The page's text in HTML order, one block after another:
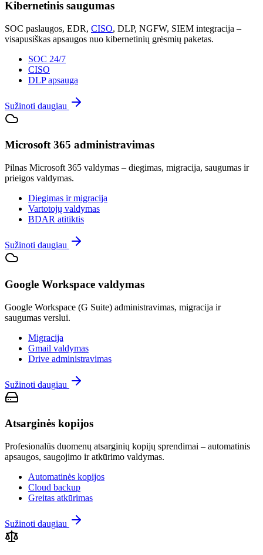
Kibernetinis saugumas
SOC paslaugos, EDR, CISO, DLP, NGFW, SIEM integracija –
visapusiškas apsaugos nuo kibernetinių grėsmių paketas.
SOC 24/7
CISO
DLP apsauga
Sužinoti daugiau
Microsoft 365 administravimas
Pilnas Microsoft 365 valdymas – diegimas, migracija, saugumas ir
prieigos valdymas.
Diegimas ir migracija
Vartotojų valdymas
BDAR atitiktis
Sužinoti daugiau
Google Workspace valdymas
Google Workspace (G Suite) administravimas, migracija ir
saugumas verslui.
Migracija
Gmail valdymas
Drive administravimas
Sužinoti daugiau
Atsarginės kopijos
Profesionalūs duomenų atsarginių kopijų sprendimai – automatinis
apsaugos, saugojimo ir atkūrimo valdymas.
Automatinės kopijos
Cloud backup
Greitas atkūrimas
Sužinoti daugiau